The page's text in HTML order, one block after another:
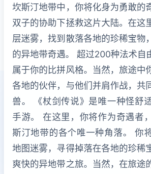
坎斯汀地带中，你将化身为勇敢的
双子的协助下拯救这片大陆。在这
层迷雾，找到散落各地的珍稀宝物
的异地带奇遇。 超过200种法术自
属于你的比拼风格。当然，旅途中
各地的伙伴，与他们并肩作战，共
兽。 《杖剑传说》是唯一种怪舒
手游。 在这里，你将作为奇遇者
斯汀地带的各个唯一种角落。 你
地图迷雾，寻得掉落在各地的珍稀
爽快的异地带之旅。当然，在旅途